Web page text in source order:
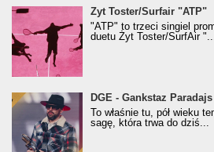
Żyt Toster/SurfAir - ATP VIDEO
Żyt Toster/Surfair "ATP"
"ATP" to trzeci singiel
duetu Żyt Toster/SurfAir
donGURALesko z nagrodą za
Klasyczny/Trueschoolowy
(Popkillery 2023)
DGE - Gankstaz Paradajs
To właśnie tu, pół wieku
sagę, która trwa do dziś...